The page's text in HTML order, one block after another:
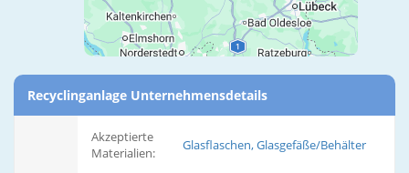
Recyclinganlage Unternehmensdetails
Akzeptierte
Materialien:
Glasflaschen, Glasgefäße/Behälter